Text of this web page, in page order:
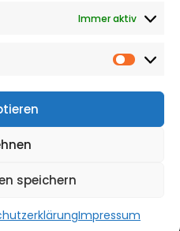
Immer aktiv
speichern
Impressum
Viralby HashThemes